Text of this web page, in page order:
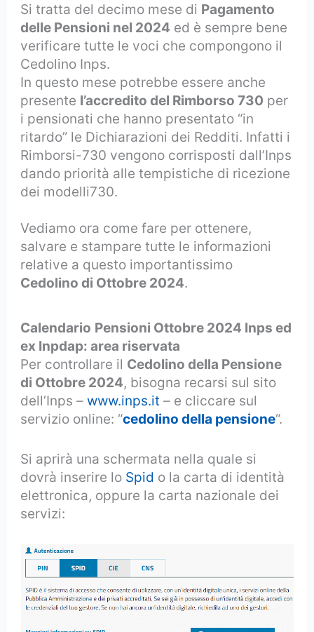
Si tratta del decimo mese di Pagamento
delle Pensioni nel 2024 ed è sempre bene
verificare tutte le voci che compongono il
Cedolino Inps.
In questo mese potrebbe essere anche
presente l’accredito del Rimborso 730 per
i pensionati che hanno presentato “in
ritardo” le Dichiarazioni dei Redditi. Infatti i
Rimborsi-730 vengono corrisposti dall’Inps
dando priorità alle tempistiche di ricezione
dei modelli730.
Vediamo ora come fare per ottenere,
salvare e stampare tutte le informazioni
relative a questo importantissimo
Cedolino di Ottobre 2024.
Calendario Pensioni Ottobre 2024 Inps ed
ex Inpdap: area riservata
Per controllare il Cedolino della Pensione
di Ottobre 2024, bisogna recarsi sul sito
dell’Inps –www.inps.it – e cliccare sul
servizio online: “cedolino della pensione“.
Si aprirà una schermata nella quale si
dovrà inserire lo Spid o la carta di identità
elettronica, oppure la carta nazionale dei
servizi: